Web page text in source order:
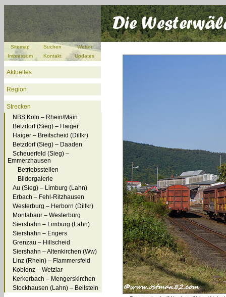
Sitemap Suchen
Wetter
Impressum
Kontakt Updates
Aktuelles
Region
Strecken
NBS Köln – Rhein/Main
Betzdorf (Sieg) – Haiger
Haiger – Breitscheid (Dillkr)
Betzdorf (Sieg) – Daaden
Scheuerfeld (Sieg) –
Emmerzhausen
Betriebsstellen
Bildergalerie
Au (Sieg) – Limburg (Lahn)
Erbach – Fehl-Ritzhausen
Westerburg – Herborn (Dillkr)
Montabaur – Westerburg
Siershahn – Limburg (Lahn)
Siershahn – Engers
Grenzau – Hillscheid
Siershahn – Altenkirchen (Ww)
Linz (Rhein) – Flammersfeld
Koblenz – Wetzlar
Kerkerbach – Mengerskirchen
Stockhausen (Lahn) – Beilstein